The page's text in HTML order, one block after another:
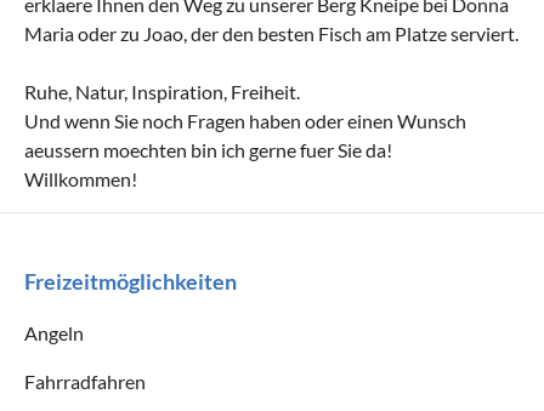
Maria oder zu Joao, der den besten Fisch am Platze serviert.
Ruhe, Natur, Inspiration, Freiheit.
Und wenn Sie noch Fragen haben oder einen Wunsch
aeussern moechten bin ich gerne fuer Sie da!
Willkommen!
Freizeitmöglichkeiten
Angeln
Fahrradfahren